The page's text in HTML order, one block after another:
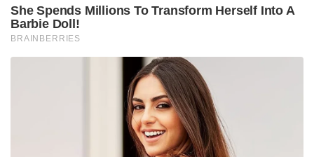
She Spends Millions To Transform Herself Into A
Barbie Doll!
BRAINBERRIES